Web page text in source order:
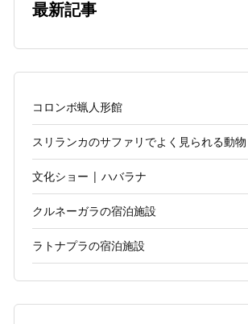
最新記事
コロンボ蝋人形館
スリランカのサファリでよく見られる動物
文化ショー | ハバラナ
クルネーガラの宿泊施設
ラトナプラの宿泊施設